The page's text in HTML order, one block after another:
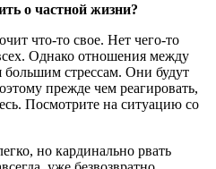
о частной жизни?
что-то свое. Нет чего-то
Однако отношения между
большим стрессам. Они будут
прежде чем реагировать,
Посмотрите на ситуацию со
но кардинально рвать